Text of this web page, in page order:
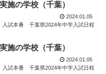
施の学校（千葉）
2024.01.05
入試本番
千葉県2024年中学入試日程
施の学校（千葉）
2024.01.05
入試本番
千葉県2024年中学入試日程